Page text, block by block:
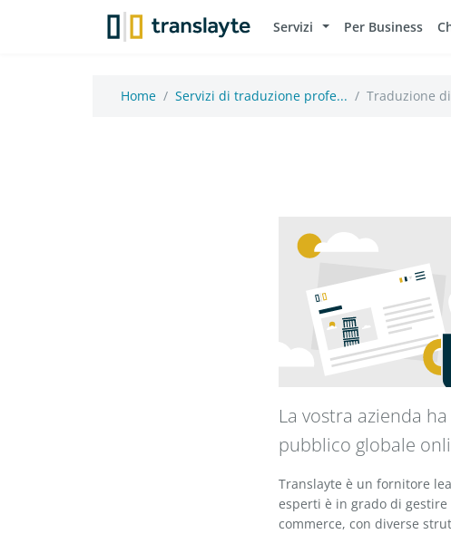
Servizi Per Business
Home Servizi di traduzione profe... Traduzione
La vostra azienda
pubblico globale
Translayte è un fornitore
esperti è in grado di
commerce, con diverse